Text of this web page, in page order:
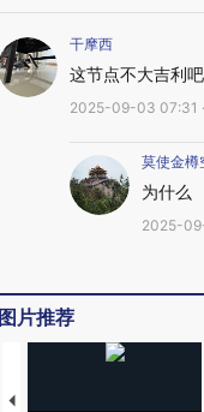
干摩西
这节点不大吉利吧
2025-09-03 07:31
莫使金樽
为什么
2025-
图片推荐